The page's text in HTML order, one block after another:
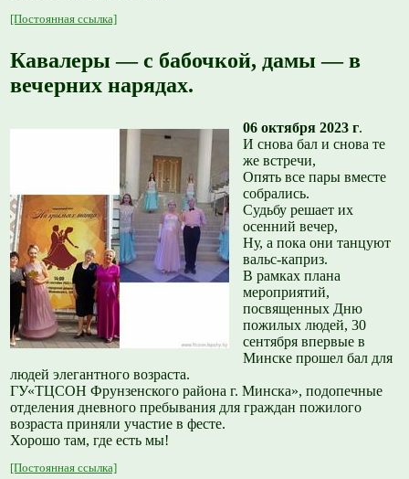
[Постоянная ссылка]
Кавалеры — с бабочкой, дамы — в
вечерних нарядах.
06 октября 2023 г.
И снова бал и снова те
же встречи,
Опять все пары вместе
собрались.
Судьбу решает их
осенний вечер,
Ну, а пока они танцуют
вальс-каприз.
В рамках плана
мероприятий,
посвященных Дню
пожилых людей, 30
сентября впервые в
Минске прошел бал для
людей элегантного возраста.
ГУ«ТЦСОН Фрунзенского района г. Минска», подопечные
отделения дневного пребывания для граждан пожилого
возраста приняли участие в фесте.
Хорошо там, где есть мы!
[Постоянная ссылка]